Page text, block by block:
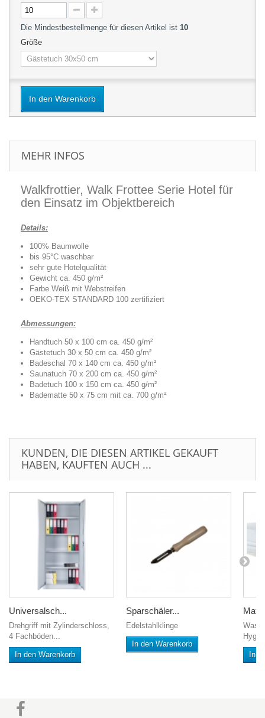
Die Mindestbestellmenge für diesen Artikel ist 10
Größe
In den Warenkorb
MEHR INFOS
Walkfrottier, Walk Frottee Serie Hotel für
den Einsatz im Objektbereich
Details:
100% Baumwolle
bis 95°C waschbar
sehr gute Hotelqualität
Gewicht ca. 450 g/m²
Farbe Weiß mit Webstreifen
OEKO-TEX STANDARD 100 zertifiziert
Abmessungen:
Handtuch 50 x 100 cm ca. 450 g/m²
Gästetuch 30 x 50 cm ca. 450 g/m²
Badeschal 70 x 140 cm ca. 450 g/m²
Saunatuch 70 x 200 cm ca. 450 g/m²
Badetuch 100 x 150 cm ca. 450 g/m²
Badematte 50 x 75 cm mit ca. 700 g/m²
KUNDEN, DIE DIESEN ARTIKEL GEKAUFT
HABEN, KAUFTEN AUCH ...
Universalsch...
Drehgriff mit Zylinderschloss,
4 Fachböden...
In den Warenkorb
Sparschäler...
Edelstahlklinge
In den Warenkorb
In